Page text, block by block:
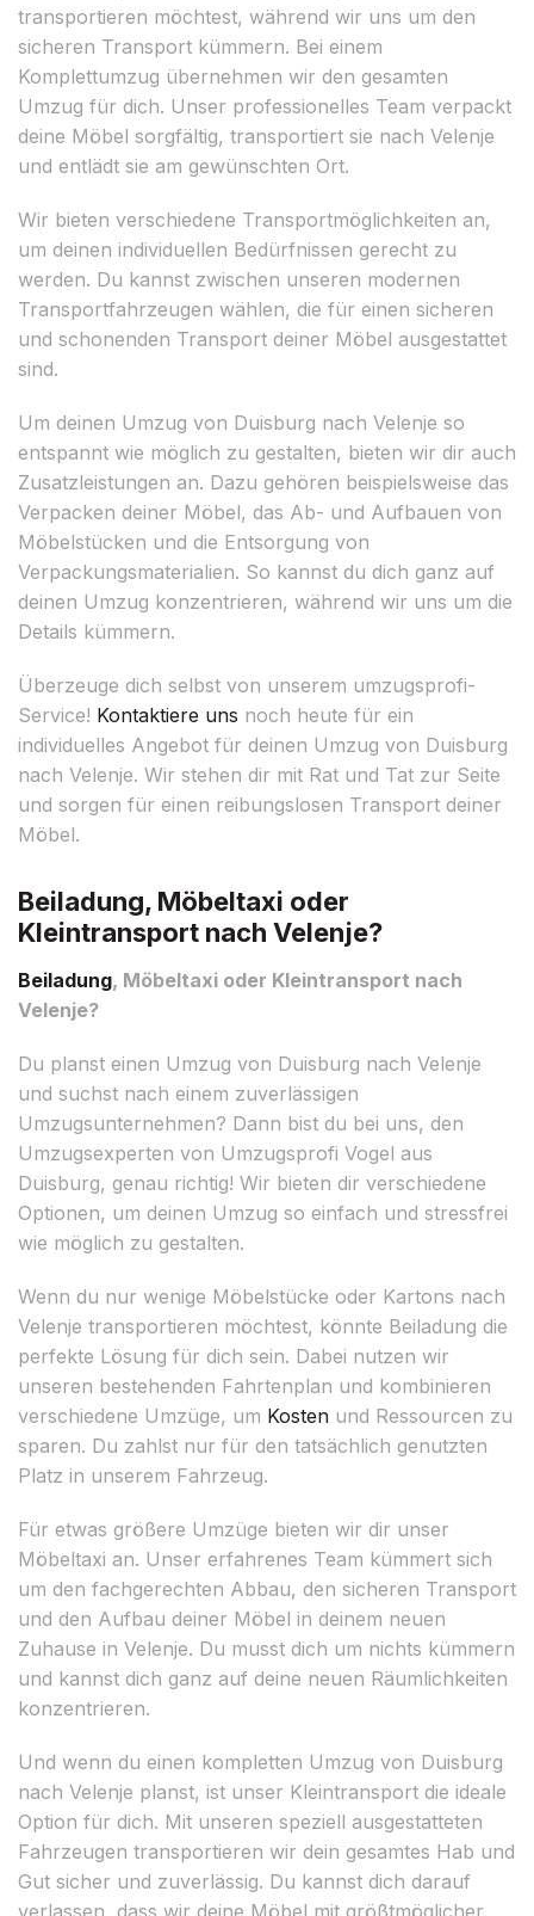
transportieren möchtest, während wir uns um den
sicheren Transport kümmern. Bei einem
Komplettumzug übernehmen wir den gesamten
Umzug für dich. Unser professionelles Team verpackt
deine Möbel sorgfältig, transportiert sie nach Velenje
und entlädt sie am gewünschten Ort.
Wir bieten verschiedene Transportmöglichkeiten an,
um deinen individuellen Bedürfnissen gerecht zu
werden. Du kannst zwischen unseren modernen
Transportfahrzeugen wählen, die für einen sicheren
und schonenden Transport deiner Möbel ausgestattet
sind.
Um deinen Umzug von Duisburg nach Velenje so
entspannt wie möglich zu gestalten, bieten wir dir auch
Zusatzleistungen an. Dazu gehören beispielsweise das
Verpacken deiner Möbel, das Ab- und Aufbauen von
Möbelstücken und die Entsorgung von
Verpackungsmaterialien. So kannst du dich ganz auf
deinen Umzug konzentrieren, während wir uns um die
Details kümmern.
Überzeuge dich selbst von unserem umzugsprofi-
Service! Kontaktiere uns noch heute für ein
individuelles Angebot für deinen Umzug von Duisburg
nach Velenje. Wir stehen dir mit Rat und Tat zur Seite
und sorgen für einen reibungslosen Transport deiner
Möbel.
Beiladung, Möbeltaxi oder
Kleintransport nach Velenje?
Beiladung, Möbeltaxi oder Kleintransport nach
Velenje?
Du planst einen Umzug von Duisburg nach Velenje
und suchst nach einem zuverlässigen
Umzugsunternehmen? Dann bist du bei uns, den
Umzugsexperten von Umzugsprofi Vogel aus
Duisburg, genau richtig! Wir bieten dir verschiedene
Optionen, um deinen Umzug so einfach und stressfrei
wie möglich zu gestalten.
Wenn du nur wenige Möbelstücke oder Kartons nach
Velenje transportieren möchtest, könnte Beiladung die
perfekte Lösung für dich sein. Dabei nutzen wir
unseren bestehenden Fahrtenplan und kombinieren
verschiedene Umzüge, um Kosten und Ressourcen zu
sparen. Du zahlst nur für den tatsächlich genutzten
Platz in unserem Fahrzeug.
Für etwas größere Umzüge bieten wir dir unser
Möbeltaxi an. Unser erfahrenes Team kümmert sich
um den fachgerechten Abbau, den sicheren Transport
und den Aufbau deiner Möbel in deinem neuen
Zuhause in Velenje. Du musst dich um nichts kümmern
und kannst dich ganz auf deine neuen Räumlichkeiten
konzentrieren.
Und wenn du einen kompletten Umzug von Duisburg
nach Velenje planst, ist unser Kleintransport die ideale
Option für dich. Mit unseren speziell ausgestatteten
Fahrzeugen transportieren wir dein gesamtes Hab und
Gut sicher und zuverlässig. Du kannst dich darauf
verlassen, dass wir deine Möbel mit größtmöglicher